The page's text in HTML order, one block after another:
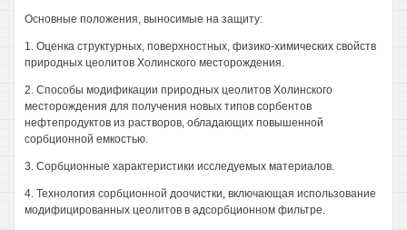
Основные положения, выносимые на защиту:
1. Оценка структурных, поверхностных, физико-химических свойств
природных цеолитов Холинского месторождения.
2. Способы модификации природных цеолитов Холинского
месторождения для получения новых типов сорбентов
нефтепродуктов из растворов, обладающих повышенной
сорбционной емкостью.
3. Сорбционные характеристики исследуемых материалов.
4. Технология сорбционной доочистки, включающая использование
модифицированных цеолитов в адсорбционном фильтре.